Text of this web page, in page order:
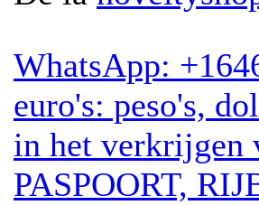
WhatsApp:
euro's: peso's,
in het verkrijgen
PASPOORT,